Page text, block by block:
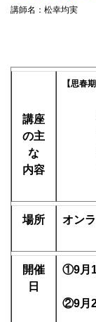
講師名：松幸均実
講座
の主
な
内容
【思春
場所 オン
開催
日
①9月
②9月